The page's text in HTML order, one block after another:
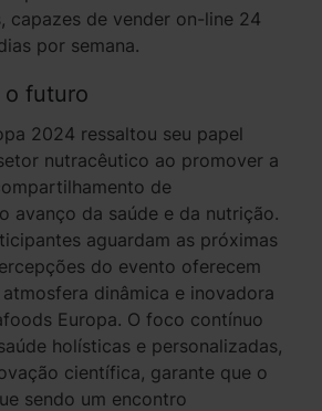
capazes de vender on-line 24
por semana.
o futuro
2024 ressaltou seu papel
nutracêutico ao promover a
de
avanço da saúde e da nutrição.
aguardam as próximas
do evento oferecem
dinâmica e inovadora
Europa. O foco contínuo
holísticas e personalizadas,
científica, garante que o
sendo um encontro